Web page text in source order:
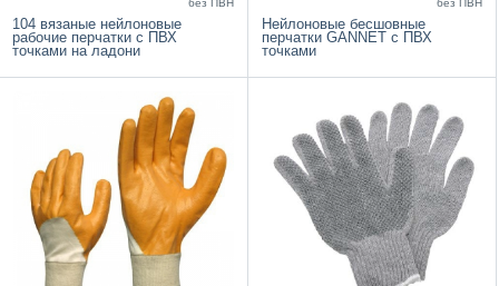
без ПВН
104 вязаные нейлоновые
рабочие перчатки с ПВХ
точками на ладони
без ПВН
Нейлоновые бесшовные
перчатки GANNET с ПВХ
точками